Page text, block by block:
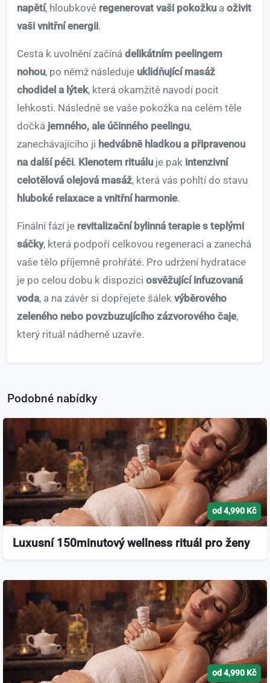
napětí, hloubkově regenerovat vaši pokožku a oživit
vaši vnitřní energii.
Cesta k uvolnění začíná delikátním peelingem
nohou, po němž následuje uklidňující masáž
chodidel a lýtek, která okamžitě navodí pocit
lehkosti. Následně se vaše pokožka na celém těle
dočká jemného, ale účinného peelingu,
zanechávajícího ji hedvábně hladkou a připravenou
na další péči. Klenotem rituálu je pak intenzivní
celotělová olejová masáž, která vás pohltí do stavu
hluboké relaxace a vnitřní harmonie.
Finální fází je revitalizační bylinná terapie s teplými
sáčky, která podpoří celkovou regeneraci a zanechá
vaše tělo příjemně prohřáté. Pro udržení hydratace
je po celou dobu k dispozici osvěžující infuzovaná
voda, a na závěr si dopřejete šálek výběrového
zeleného nebo povzbuzujícího zázvorového čaje,
který rituál nádherně uzavře.
Podobné nabídky
od 4,990 Kč
Luxusní 150minutový wellness rituál pro ženy
od 4,990 Kč